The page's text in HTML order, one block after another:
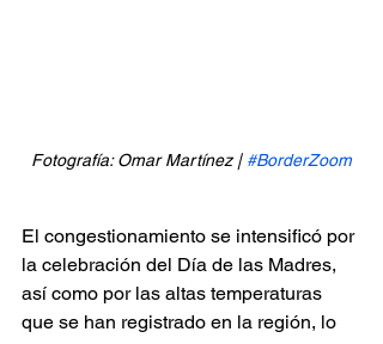
Fotografía: Omar Martínez | #BorderZoom
El congestionamiento se intensificó por
la celebración del Día de las Madres,
así como por las altas temperaturas
que se han registrado en la región, lo